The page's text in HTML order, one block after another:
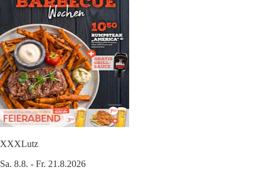
XXXLutz
Sa. 8.8. - Fr. 21.8.2026